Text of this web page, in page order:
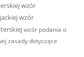
wzór
wzór
wzór podania o
zasady dotyczące